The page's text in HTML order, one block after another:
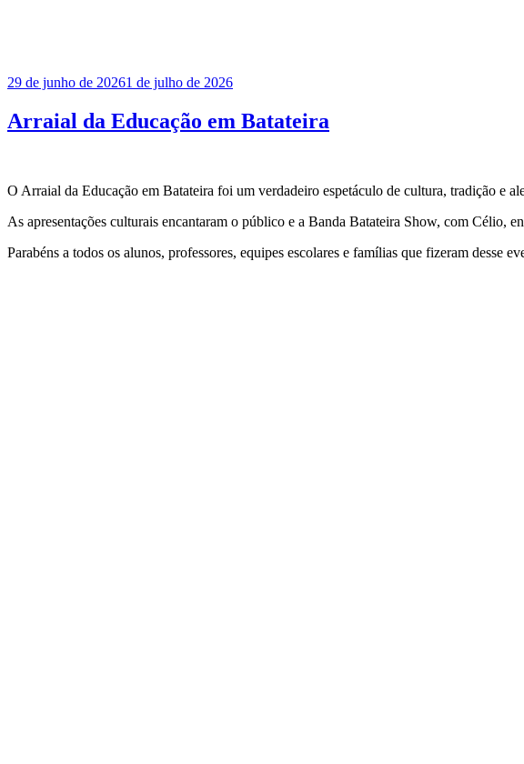
Publicado
29 de junho de 20261 de julho de 2026
Arraial da Educação em Batateira
O Arraial da Educação em Batateira foi um verdadeiro espetáculo de cultura, tradição e
As apresentações culturais encantaram o público e a Banda Batateira Show, com Célio,
Parabéns a todos os alunos, professores, equipes escolares e famílias que fizeram desse